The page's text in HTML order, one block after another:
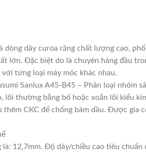
dòng dây curoa răng chất lượng cao,
lớn. Đặc biệt do là chuyên hàng đầu
từng loại máy móc khác nhau.
Sanlux A45-B45 – Phân loại nhóm
lõi thường bằng bố hoặc xoắn lõi kiểu
CKC để chống bám dầu. Được
12,7mm. Độ dày/chiều cao tiêu chuẩn